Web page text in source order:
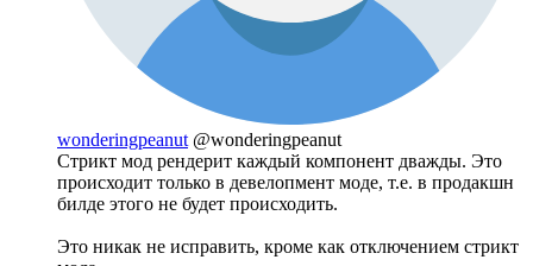
wonderingpeanut @wonderingpeanut
Стрикт мод рендерит каждый компонент дважды. Это
происходит только в девелопмент моде, т.е. в продакшн
билде этого не будет происходить.
Это никак не исправить, кроме как отключением стрикт